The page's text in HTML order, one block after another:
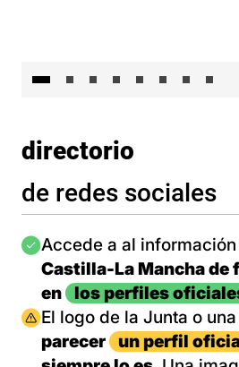
directorio
de redes sociales
Imagen
Accede a al
Castilla-La Mancha de
en
los perfiles
Imagen
El logo de la Junta o
parecer
un perfil